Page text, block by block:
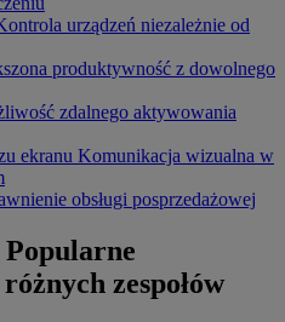
urządzeń niezależnie od
produktywność z dowolnego
zdalnego aktywowania
ekranu Komunikacja wizualna w
obsługi posprzedażowej
Popularne
zespołów